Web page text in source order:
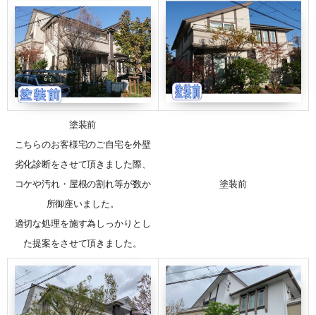
塗装前
こちらのお客様宅のご自宅を外壁
劣化診断をさせて頂きました際、
コケや汚れ・屋根の割れ等が数か
所御座いました。
適切な処理を施す為しっかりとし
た提案をさせて頂きました。
塗装前